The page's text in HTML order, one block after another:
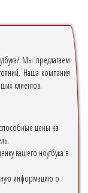
Мы предлагаем
Наша компания
клиентов.
цены на
вашего ноутбука в
информацию о